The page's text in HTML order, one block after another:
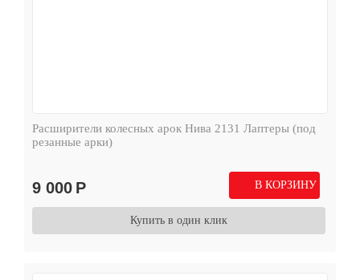
Расширители колесных арок Нива 2131 Лаптеры (под
резанные арки)
9 000 Р В КОРЗИНУ
Купить в один клик